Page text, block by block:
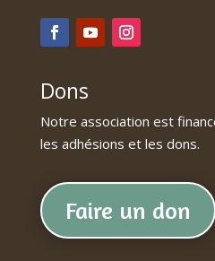
Dons
Notre association est
les adhésions et les dons.
Faire un don